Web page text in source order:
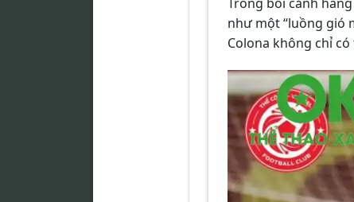
như một “luồng gió
Colona không chỉ